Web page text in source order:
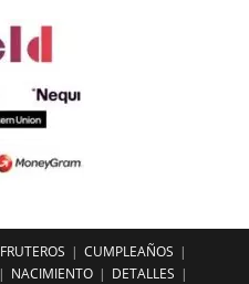
FRUTEROS
CUMPLEAÑOS
NACIMIENTO
DETALLES